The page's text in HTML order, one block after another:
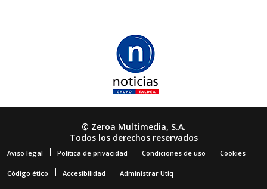
© Zeroa Multimedia, S.A.
Todos los derechos reservados
Aviso legal Política de privacidad Condiciones de uso Cookies
Código ético Accesibilidad Administrar Utiq